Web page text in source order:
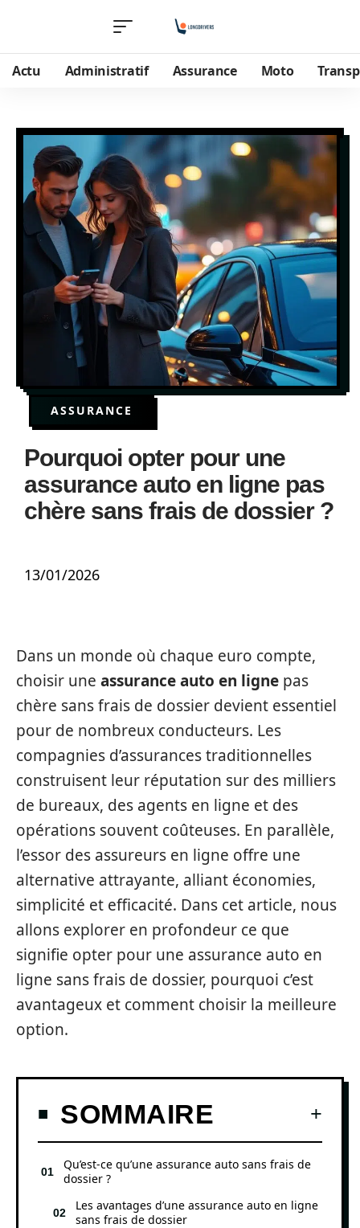
Actu Administratif Assurance Moto
ASSURANCE
Pourquoi opter pour une
assurance auto en ligne pas
chère sans frais de dossier ?
13/01/2026
Dans un monde où chaque euro compte,
choisir une assurance auto en ligne pas
chère sans frais de dossier devient essentiel
pour de nombreux conducteurs. Les
compagnies d’assurances traditionnelles
construisent leur réputation sur des milliers
de bureaux, des agents en ligne et des
opérations souvent coûteuses. En parallèle,
l’essor des assureurs en ligne offre une
alternative attrayante, alliant économies,
simplicité et efficacité. Dans cet article, nous
allons explorer en profondeur ce que
signifie opter pour une assurance auto en
ligne sans frais de dossier, pourquoi c’est
avantageux et comment choisir la meilleure
option.
SOMMAIRE
Qu’est-ce qu’une assurance auto sans frais de
dossier ?
Les avantages d’une assurance auto en ligne
sans frais de dossier